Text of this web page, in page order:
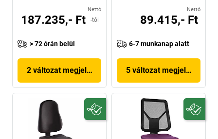
Nettó
187.235,- Ft -tól
> 72 órán belül
2 változat megjelenítése
Nettó
89.415,- Ft
6-7 munkanap alatt
5 változat megjelenítése